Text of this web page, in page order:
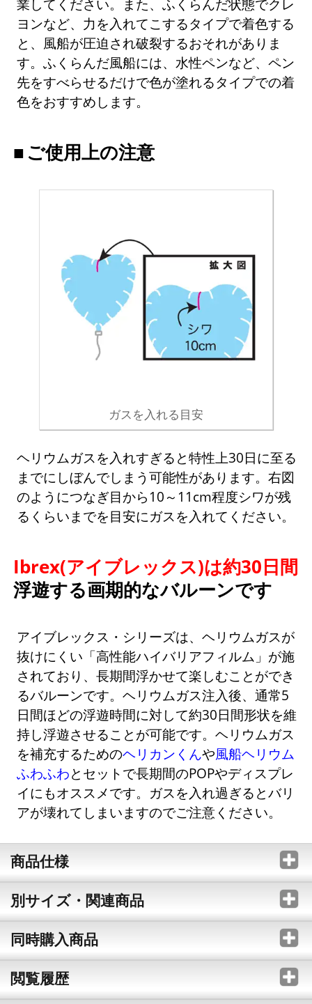
業してください。また、ふくらんだ状態でクレ
ヨンなど、力を入れてこするタイプで着色する
と、風船が圧迫され破裂するおそれがありま
す。ふくらんだ風船には、水性ペンなど、ペン
先をすべらせるだけで色が塗れるタイプでの着
色をおすすめします。
ご使用上の注意
ガスを入れる目安
ヘリウムガスを入れすぎると特性上30日に至る
までにしぼんでしまう可能性があります。右図
のようにつなぎ目から10～11cm程度シワが残
るくらいまでを目安にガスを入れてください。
Ibrex(アイブレックス)は約30日間
浮遊する画期的なバルーンです
アイブレックス・シリーズは、ヘリウムガスが
抜けにくい「高性能ハイバリアフィルム」が施
されており、長期間浮かせて楽しむことができ
るバルーンです。ヘリウムガス注入後、通常5
日間ほどの浮遊時間に対して約30日間形状を維
持し浮遊させることが可能です。ヘリウムガス
を補充するためのヘリカンくんや風船ヘリウム
ふわふわとセットで長期間のPOPやディスプレ
イにもオススメです。ガスを入れ過ぎるとバリ
アが壊れてしまいますのでご注意ください。
商品仕様
別サイズ・関連商品
同時購入商品
閲覧履歴